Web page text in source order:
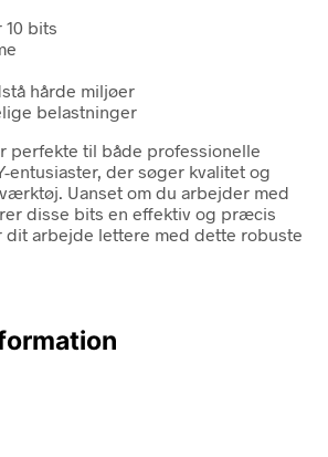
10 bits
hårde miljøer
belastninger
perfekte til både professionelle
entusiaster, der søger kvalitet og
Uanset om du arbejder med
disse bits en effektiv og præcis
dit arbejde lettere med dette robuste